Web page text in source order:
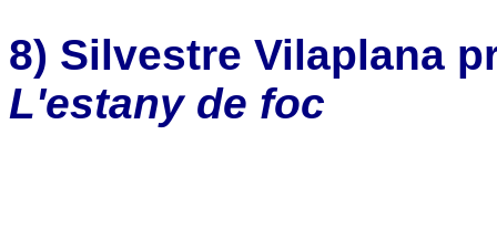
8) Silvestre Vilaplana
L'estany de foc